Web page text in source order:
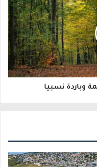
وباردة نسبيا